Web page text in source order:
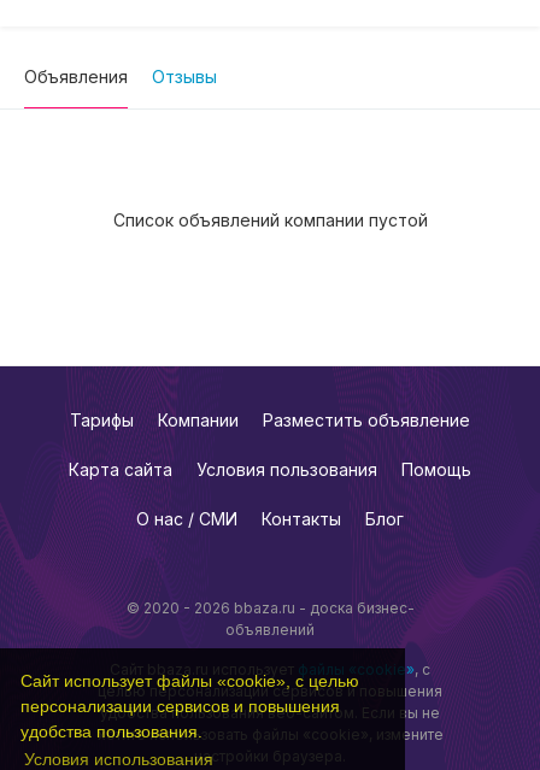
Сайт использует файлы «cookie», с целью
персонализации сервисов и повышения
удобства пользования.
Условия использования
Объявления Отзывы
Список объявлений компании пустой
© 2020 - 2026 bbaza.ru - доска бизнес-
объявлений
Сайт bbaza.ru использует файлы «cookie», с
целью персонализации сервисов и повышения
удобства пользования веб-сайтом. Если вы не
хотите использовать файлы «cookie», измените
настройки браузера.
Тарифы Компании Разместить объявление
Карта сайта Условия пользования Помощь
О нас / СМИ Контакты Блог